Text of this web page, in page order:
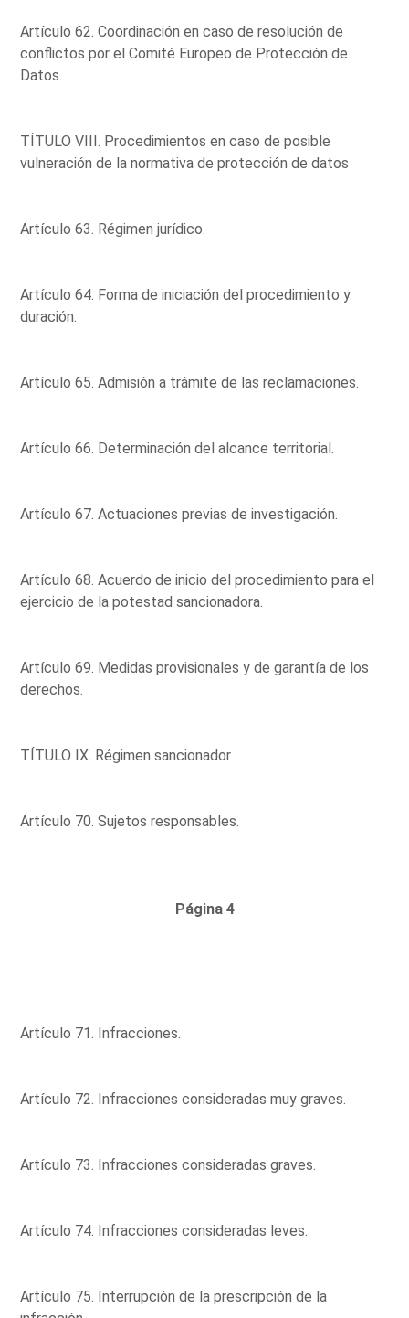
Artículo 62. Coordinación en caso de resolución de
conflictos por el Comité Europeo de Protección de
Datos.
TÍTULO VIII. Procedimientos en caso de posible
vulneración de la normativa de protección de datos
Artículo 63. Régimen jurídico.
Artículo 64. Forma de iniciación del procedimiento y
duración.
Artículo 65. Admisión a trámite de las reclamaciones.
Artículo 66. Determinación del alcance territorial.
Artículo 67. Actuaciones previas de investigación.
Artículo 68. Acuerdo de inicio del procedimiento para el
ejercicio de la potestad sancionadora.
Artículo 69. Medidas provisionales y de garantía de los
derechos.
TÍTULO IX. Régimen sancionador
Artículo 70. Sujetos responsables.
Página 4
Artículo 71. Infracciones.
Artículo 72. Infracciones consideradas muy graves.
Artículo 73. Infracciones consideradas graves.
Artículo 74. Infracciones consideradas leves.
Artículo 75. Interrupción de la prescripción de la